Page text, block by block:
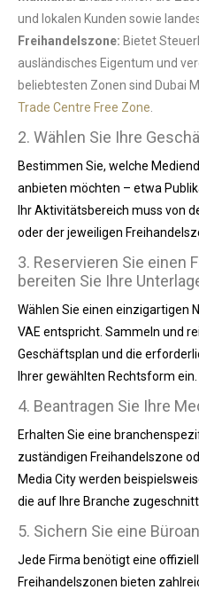
und lokalen Kunden sowie
Freihandelszone: Bietet
ausländisches Eigentum und
beliebtesten Zonen sind Dubai
Trade Centre Free Zone
2. Wählen Sie Ihre
Bestimmen Sie, welche
anbieten möchten – etwa
Ihr Aktivitätsbereich muss von
oder der jeweiligen
3. Reservieren Sie einen
bereiten Sie Ihre
Wählen Sie einen einzigartigen
VAE entspricht. Sammeln und
Geschäftsplan und die
Ihrer gewählten Rechtsform ein.
4. Beantragen Sie Ihre
Erhalten Sie eine
zuständigen Freihandelszone
Media City werden
die auf Ihre Branche
5. Sichern Sie eine
Jede Firma benötigt eine
Freihandelszonen bieten